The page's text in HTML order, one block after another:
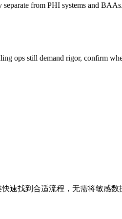
from PHI systems and BAAs.
ops still demand rigor, confirm
速找到合适流程，无需将敏感数